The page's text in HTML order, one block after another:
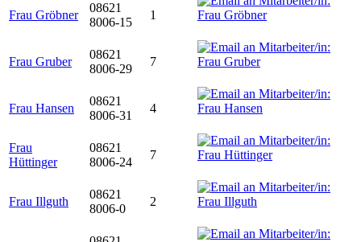
Frau Gröbner
08621
8006-15
1
Frau Gruber
08621
8006-29
7
Frau Hansen
08621
8006-31
4
Frau
Hüttinger
08621
8006-24
7
Frau Illguth
08621
8006-0
2